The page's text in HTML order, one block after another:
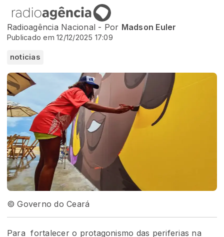
Radioagência Nacional - Por Madson Euler
Publicado em 12/12/2025 17:09
noticias
© Governo do Ceará
Para fortalecer o protagonismo das periferias na